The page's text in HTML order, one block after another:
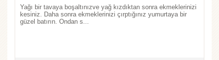
Yağı bir tavaya boşaltınızve yağ kızdıktan sonra ekmeklerinizi
kesiniz. Daha sonra ekmeklerinizi çırptığınız yumurtaya bir
güzel batırın. Ondan s...